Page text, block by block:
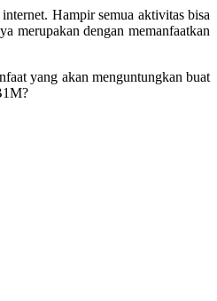
Hampir semua aktivitas bisa
merupakan dengan memanfaatkan
yang akan menguntungkan buat